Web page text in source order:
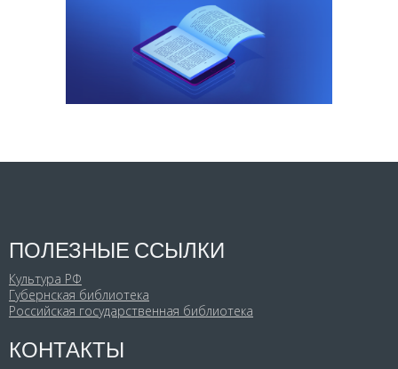
ПОЛЕЗНЫЕ ССЫЛКИ
Культура РФ
Губернская библиотека
Российская государственная библиотека
КОНТАКТЫ